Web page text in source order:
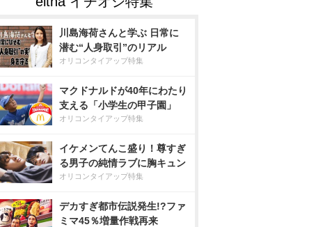
川島海荷さんと学ぶ 日常に
潜む“人身取引”のリアル
オリコンタイアップ特集
マクドナルドが40年にわたり
支える「小学生の甲子園」
オリコンタイアップ特集
イケメンてんこ盛り！尊すぎ
る男子の純情ラブに胸キュン
オリコンタイアップ特集
デカすぎ都市伝説発生!?ファ
ミマ45％増量作戦再来